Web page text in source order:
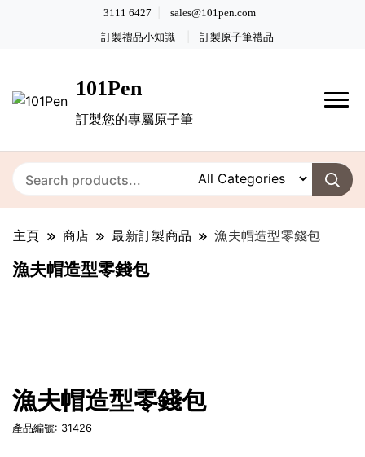
3111 6427 sales@101pen.com
訂製禮品小知識 訂製原子筆禮品
101Pen
訂製您的專屬原子筆
主頁 商店 最新訂製商品 漁夫帽造型零錢包
漁夫帽造型零錢包
漁夫帽造型零錢包
產品編號: 31426